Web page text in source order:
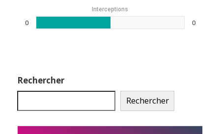
Interceptions
0 0
Rechercher
Rechercher